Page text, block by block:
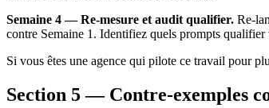
Semaine 4 — Re-mesure et audit qualifier. Re-
contre Semaine 1. Identifiez quels prompts
Si vous êtes une agence qui pilote ce travail pour
Section 5 — Contre-exemples